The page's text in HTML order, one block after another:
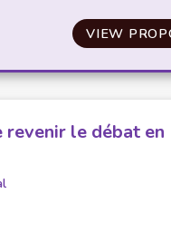
DE L’UPEC ET
VIEW
le débat en